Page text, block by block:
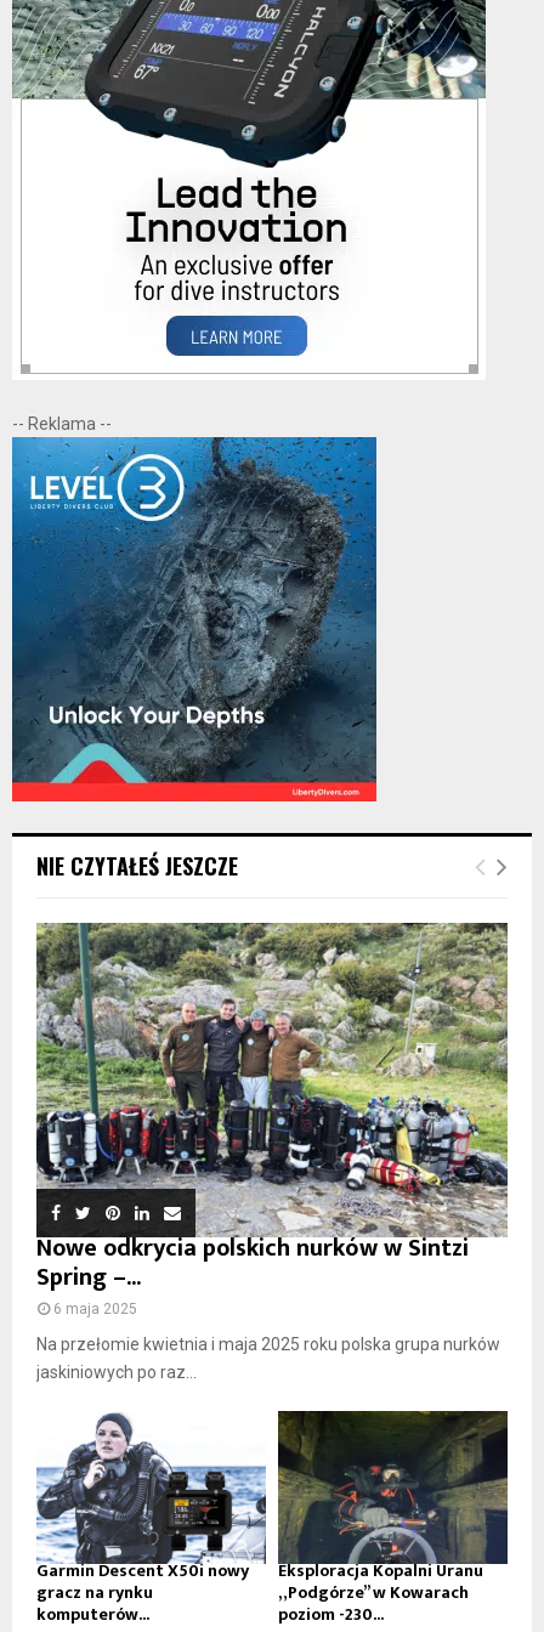
-- Reklama --
NIE CZYTAŁEŚ JESZCZE
Nowe odkrycia polskich nurków w Sintzi
Spring –...
6 maja 2025
Na przełomie kwietnia i maja 2025 roku polska grupa nurków
jaskiniowych po raz...
Garmin Descent X50i nowy
gracz na rynku
komputerów...
Eksploracja Kopalni Uranu
„Podgórze” w Kowarach
poziom -230...